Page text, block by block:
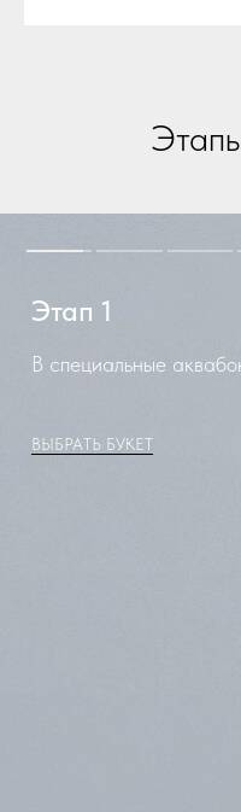
Этап 1
В специальные
ВЫБРАТЬ БУКЕТ